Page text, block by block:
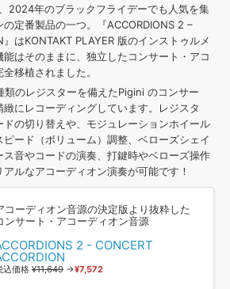
、2024年のブラックフライデーでも人気を集
定番製品の一つ。『ACCORDIONS 2 –
』はKONTAKT PLAYER 版のインストゥルメ
はそのままに、独立したコンサート・アコ
移植されました。
類のレジスターを備えたPigini のコンサー
緻にレコーディングしています。レジスタ
の切り替えや、モジュレーションホイール
ード（ボリューム）調整、ベローズシェイ
音やコードの演奏、打鍵時やベローズ操作
アルなアコーディオン演奏が可能です！
コーディオン音源の決定版より抜粋した
ンサート・アコーディオン音源
2 - CONCERT
込価格 ¥11,649 →¥7,572